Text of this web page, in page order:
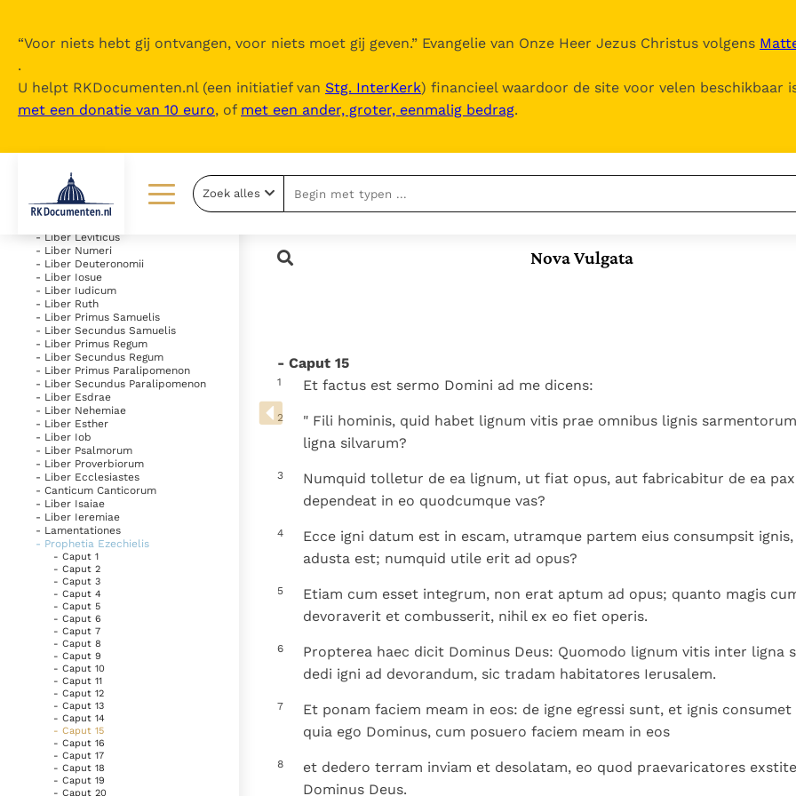
“Voor niets hebt gij ontvangen, voor niets moet gij geven.” Evangelie van Onze Heer Jezus Christus volgens
.
U helpt RKDocumenten.nl (een initiatief van Stg. InterKerk) financieel waardoor de site voor velen beschikbaar
met een donatie van 10 euro, of met een ander, groter, eenmalig bedrag.
Lezen
Documenten
Bijbel
Thema’s
Berichten
Denzinger
Over ons
Over RK Documenten
Nieuwsbrief
Gebruiksvoorwaarden
parel van Gods
herkennen
Gods Koninkrijk
groeit stilletjes door
De mystiek. De
verschijnselen en de
heiligheid
Het Vaticaan publiceert
als een taak"
Augustinus toont ons de
innerlijk" toe te keren.
Zoek alles
Nova Vulgata
uitklappen
- Vetus Testamentum
- Liber Genesis
- Liber Leviticus
- Liber Numeri
- Liber Deuteronomii
- Liber Iosue
- Liber Iudicum
- Liber Ruth
- Liber Primus Samuelis
- Liber Secundus Samuelis
- Liber Primus Regum
- Liber Secundus Regum
- Liber Primus Paralipomenon
- Liber Secundus Paralipomenon
- Liber Esdrae
- Liber Nehemiae
- Liber Esther
- Liber Iob
- Liber Psalmorum
- Liber Proverbiorum
- Liber Ecclesiastes
- Canticum Canticorum
- Liber Isaiae
- Liber Ieremiae
- Lamentationes
- Prophetia Ezechielis
- Caput 1
- Caput 2
- Caput 3
- Caput 4
- Caput 5
- Caput 6
- Caput 7
- Caput 8
- Caput 9
- Caput 10
- Caput 11
- Caput 12
- Caput 13
- Caput 14
- Caput 15
- Caput 16
- Caput 17
- Caput 18
- Caput 19
- Caput 20
- Caput 15
1 Et factus est sermo Domini ad me dicens:
2
" Fili hominis, quid habet lignum vitis prae omnibus lignis
ligna silvarum?
3
Numquid tolletur de ea lignum, ut fiat opus, aut fabricabitur de ea
dependeat in eo quodcumque vas?
4
Ecce igni datum est in escam, utramque partem eius consumpsit
adusta est; numquid utile erit ad opus?
5
Etiam cum esset integrum, non erat aptum ad opus; quanto magis
devoraverit et combusserit, nihil ex eo fiet operis.
6
Propterea haec dicit Dominus Deus: Quomodo lignum vitis inter ligna
dedi igni ad devorandum, sic tradam habitatores Ierusalem.
7
Et ponam faciem meam in eos: de igne egressi sunt, et ignis consumet
quia ego Dominus, cum posuero faciem meam in eos
8
et dedero terram inviam et desolatam, eo quod praevaricatores
Dominus Deus.